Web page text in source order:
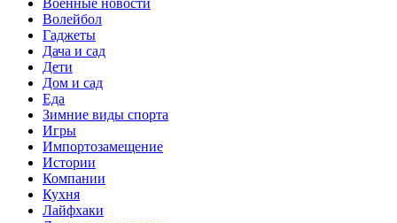
Волейбол
Гаджеты
Дача и сад
Дети
Дом и сад
Еда
Зимние виды спорта
Игры
Импортозамещение
Истории
Компании
Кухня
Лайфхаки